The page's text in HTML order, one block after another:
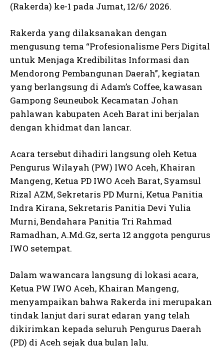
(Rakerda) ke-1 pada Jumat, 12/6/ 2026.
Rakerda yang dilaksanakan dengan
mengusung tema “Profesionalisme Pers Digital
untuk Menjaga Kredibilitas Informasi dan
Mendorong Pembangunan Daerah”, kegiatan
yang berlangsung di Adam’s Coffee, kawasan
Gampong Seuneubok Kecamatan Johan
pahlawan kabupaten Aceh Barat ini berjalan
dengan khidmat dan lancar.
Acara tersebut dihadiri langsung oleh Ketua
Pengurus Wilayah (PW) IWO Aceh, Khairan
Mangeng, Ketua PD IWO Aceh Barat, Syamsul
Rizal AZM, Sekretaris PD Murni, Ketua Panitia
Indra Kirana, Sekretaris Panitia Devi Yulia
Murni, Bendahara Panitia Tri Rahmad
Ramadhan, A.Md.Gz, serta 12 anggota pengurus
IWO setempat.
Dalam wawancara langsung di lokasi acara,
Ketua PW IWO Aceh, Khairan Mangeng,
menyampaikan bahwa Rakerda ini merupakan
tindak lanjut dari surat edaran yang telah
dikirimkan kepada seluruh Pengurus Daerah
(PD) di Aceh sejak dua bulan lalu.